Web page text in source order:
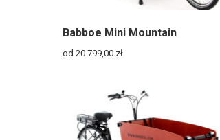
Babboe Mini Mountain
od 20 799,00 zł